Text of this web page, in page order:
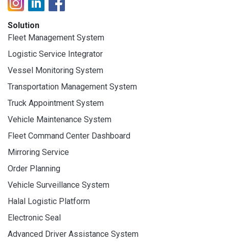
Solution
Fleet Management System
Logistic Service Integrator
Vessel Monitoring System
Transportation Management System
Truck Appointment System
Vehicle Maintenance System
Fleet Command Center Dashboard
Mirroring Service
Order Planning
Vehicle Surveillance System
Halal Logistic Platform
Electronic Seal
Advanced Driver Assistance System